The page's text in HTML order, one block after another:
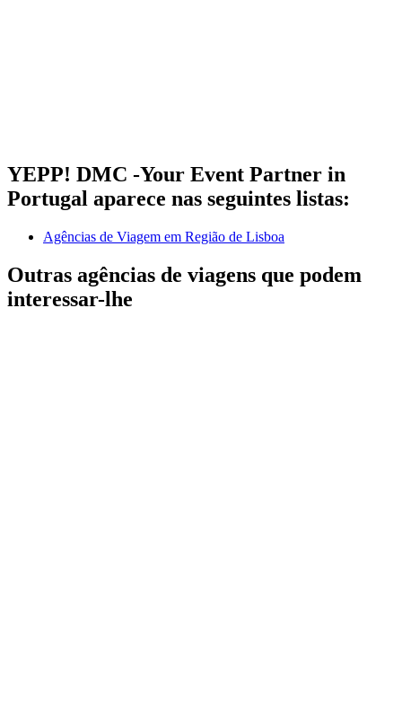
YEPP! DMC -Your Event Partner in
Portugal aparece nas seguintes listas:
Agências de Viagem em Região de Lisboa
Outras agências de viagens que podem
interessar-lhe